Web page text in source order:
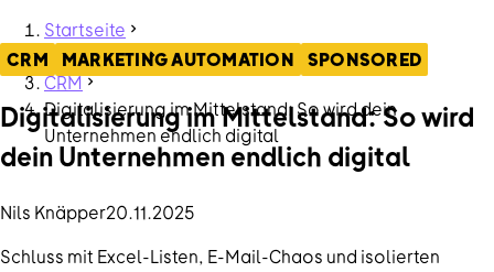
Startseite
ContentHub
CRM
Digitalisierung im Mittelstand: So wird dein
Unternehmen endlich digital
CRM MARKETING AUTOMATION SPONSORED
Digitalisierung im Mittelstand: So wird
dein Unternehmen endlich digital
Nils Knäpper20.11.2025
Schluss mit Excel-Listen, E-Mail-Chaos und isolierten